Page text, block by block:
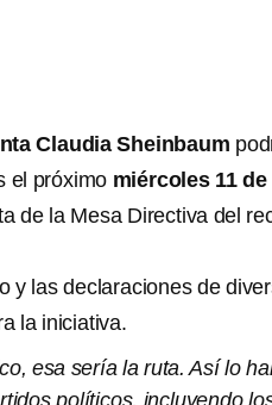
Claudia Sheinbaum
el próximo miércoles 11 de
de la Mesa Directiva del
y las declaraciones de
la iniciativa.
esa sería la ruta. Así lo
políticos, incluyendo